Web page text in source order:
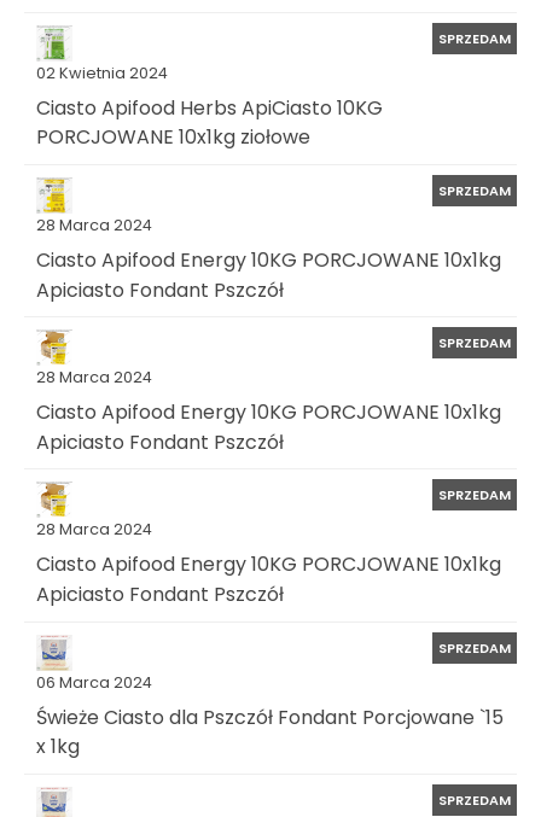
02 Kwietnia 2024
SPRZEDAM
Ciasto Apifood Herbs ApiCiasto 10KG
PORCJOWANE 10x1kg ziołowe
28 Marca 2024
SPRZEDAM
Ciasto Apifood Energy 10KG PORCJOWANE 10x1kg
Apiciasto Fondant Pszczół
28 Marca 2024
SPRZEDAM
Ciasto Apifood Energy 10KG PORCJOWANE 10x1kg
Apiciasto Fondant Pszczół
28 Marca 2024
SPRZEDAM
Ciasto Apifood Energy 10KG PORCJOWANE 10x1kg
Apiciasto Fondant Pszczół
06 Marca 2024
SPRZEDAM
Świeże Ciasto dla Pszczół Fondant Porcjowane `15
x 1kg
SPRZEDAM